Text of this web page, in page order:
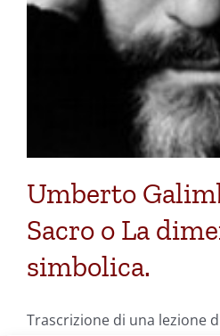
Umberto
Sacro o La
simbolica.
Trascrizione di una lezione